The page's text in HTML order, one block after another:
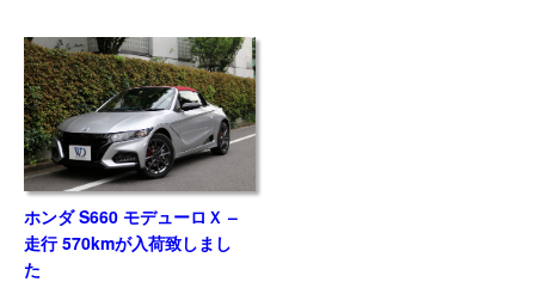
ホンダ S660 モデューロＸ –
走行 570kmが入荷致しまし
た